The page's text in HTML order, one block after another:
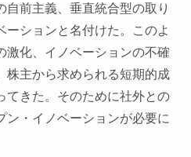
自前主義、垂直統合型の取り
ーションと名付けた。このよ
激化、イノベーションの不確
株主から求められる短期的成
てきた。そのために社外との
ン・イノベーションが必要に